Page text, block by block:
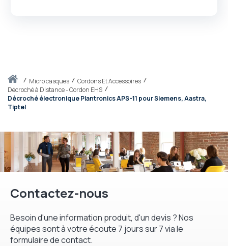
Accueilmicro casques
Cordons Et Accessoires
Décroché à Distance - Cordon EHS
Décroché électronique Plantronics APS-11 pour Siemens, Aastra,
Tiptel
Contactez-nous
Besoin d'une information produit, d'un devis ? Nos
équipes sont à votre écoute 7 jours sur 7 via le
formulaire de contact.